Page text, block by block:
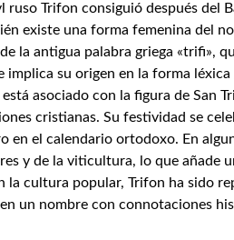
ruso Trifon consiguió después del
existe una forma femenina del
la antigua palabra griega «trifi»,
su origen en la forma léxica
asociado con la figura de San
cristianas. Su festividad se
en el calendario ortodoxo. En
y de la viticultura, lo que añade
la cultura popular, Trifon ha sido
un nombre con connotaciones